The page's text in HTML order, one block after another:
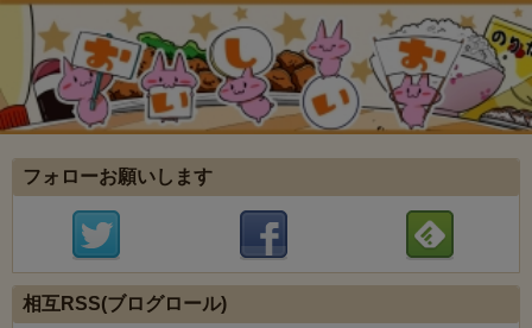
フォローお願いします
相互RSS(ブログロール)